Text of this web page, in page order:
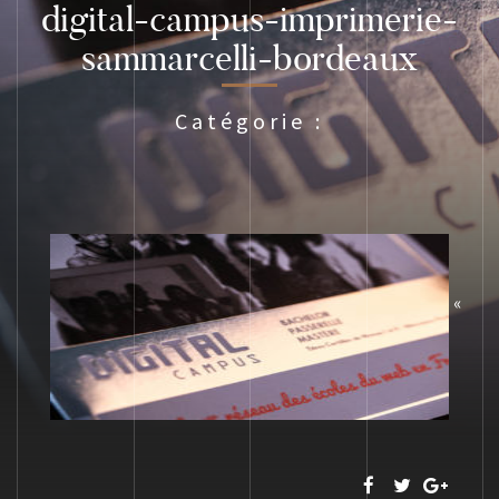
digital-campus-imprimerie-
sammarcelli-bordeaux
Catégorie :
«